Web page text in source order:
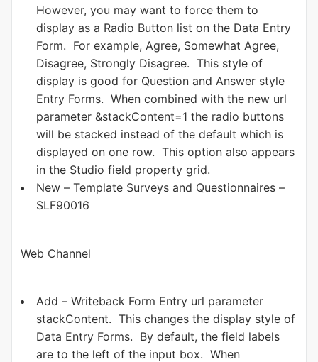
However, you may want to force them to
display as a Radio Button list on the Data Entry
Form. For example, Agree, Somewhat Agree,
Disagree, Strongly Disagree. This style of
display is good for Question and Answer style
Entry Forms. When combined with the new url
parameter &stackContent=1 the radio buttons
will be stacked instead of the default which is
displayed on one row. This option also appears
in the Studio field property grid.
New – Template Surveys and Questionnaires –
SLF90016
Web Channel
Add – Writeback Form Entry url parameter
stackContent. This changes the display style of
Data Entry Forms. By default, the field labels
are to the left of the input box. When